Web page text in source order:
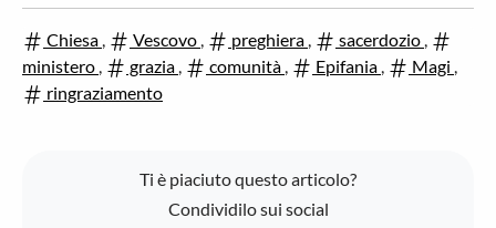
Chiesa , Vescovo , preghiera , sacerdozio ,
ministero , grazia , comunità , Epifania , Magi ,
ringraziamento
Ti è piaciuto questo articolo?
Condividilo sui social